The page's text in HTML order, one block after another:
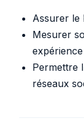
Assurer le
Mesurer
expérience
Permettre
réseaux